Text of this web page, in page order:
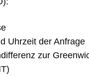
Uhrzeit der Anfrage
zur